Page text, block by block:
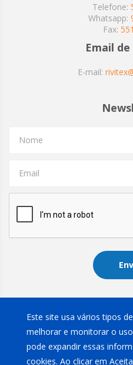
Este site usa vários tipos
melhorar e monitorar o
pode expandir essas
cookies. Ao clicar em
Telefone:
Whatsapp:
Fax:
Email
E-mail:
Nome
Email